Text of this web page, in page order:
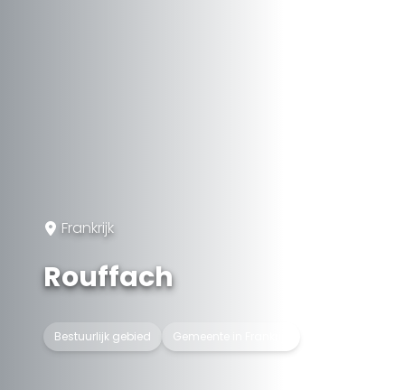
Frankrijk
Rouffach
Bestuurlijk gebied Gemeente in Frankrijk